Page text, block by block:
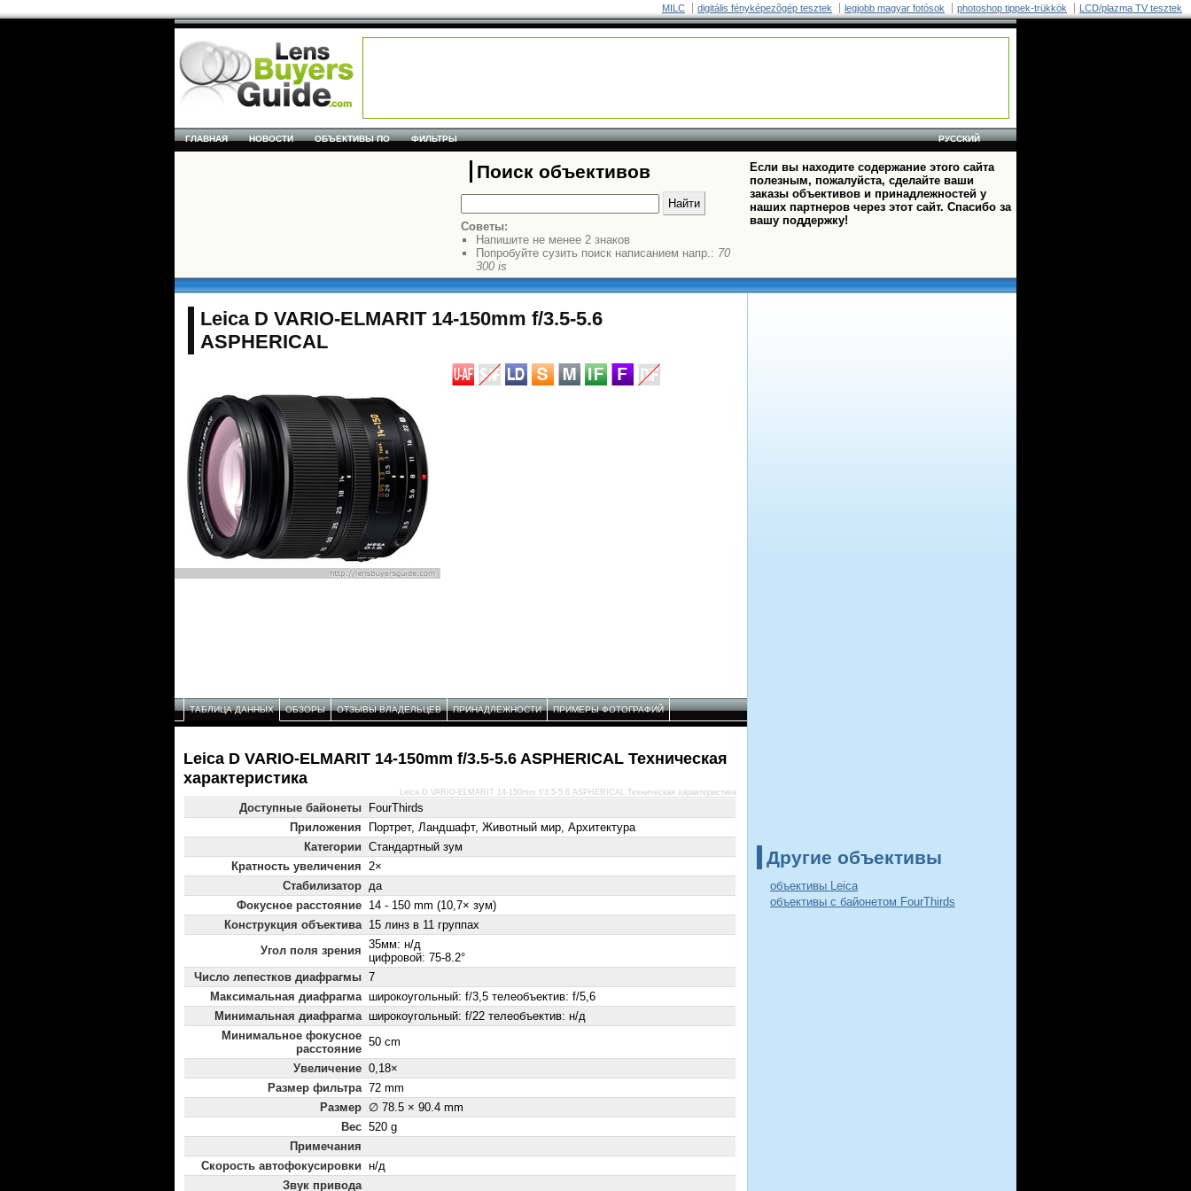
MILC digitális fényképezõgép tesztek legjobb magyar fotósok photoshop tippek-trükkök LCD/plazma TV tesztek
РУССКИЙ
ГЛАВНАЯ НОВОСТИ ОБЪЕКТИВЫ ПО ФИЛЬТРЫ
Поиск объективов
Советы:
Напишите не менее 2 знаков
Попробуйте сузить поиск написанием напр.: 70
300 is
Если вы находите содержание этого сайта
полезным, пожалуйста, сделайте ваши
заказы объективов и принадлежностей у
наших партнеров через этот сайт. Спасибо за
вашу поддержку!
Leica D VARIO-ELMARIT 14-150mm f/3.5-5.6
ASPHERICAL
ТАБЛИЦА ДАННЫХ ОБЗОРЫ ОТЗЫВЫ ВЛАДЕЛЬЦЕВ ПРИНАДЛЕЖНОСТИ ПРИМЕРЫ ФОТОГРАФИЙ
Leica D VARIO-ELMARIT 14-150mm f/3.5-5.6 ASPHERICAL Техническая
характеристика
Доступные байонеты
FourThirds
Приложения
Портрет, Ландшафт, Животный мир, Архитектура
Категории Стандартный зум
Кратность увеличения 2×
Стабилизатор да
Фокусное расстояние 14 - 150 mm (10,7× зум)
Конструкция объектива 15 линз в 11 группах
Угол поля зрения 35мм: н/д
цифровой: 75-8.2°
Число лепестков диафрагмы 7
Максимальная диафрагма широкоугольный: f/3,5 телеобъектив: f/5,6
Минимальная диафрагма широкоугольный: f/22 телеобъектив: н/д
Минимальное фокусное
расстояние
50 cm
Увеличение 0,18×
Размер фильтра 72 mm
Размер ∅ 78.5 × 90.4 mm
Вес 520 g
Примечания
Скорость автофокусировки н/д
Звук привода
Leica D VARIO-ELMARIT 14-150mm f/3.5-5.6 ASPHERICAL Техническая характеристика
Другие объективы
объективы Leica
объективы с байонетом FourThirds